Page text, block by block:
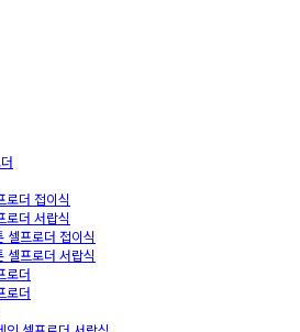
로더 접이식
로더 서랍식
프로더 접이식
프로더 서랍식
로더
로더